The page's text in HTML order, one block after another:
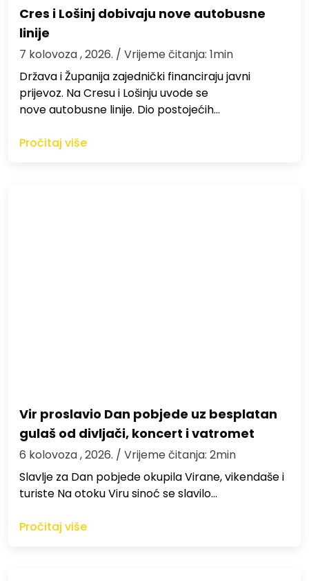
Cres i Lošinj dobivaju nove autobusne
linije
7 kolovoza , 2026. / Vrijeme čitanja: 1min
Država i Županija zajednički financiraju javni
prijevoz. Na Cresu i Lošinju uvode se
nove autobusne linije. Dio postojećih…
Pročitaj više
Vir proslavio Dan pobjede uz besplatan
gulaš od divljači, koncert i vatromet
6 kolovoza , 2026. / Vrijeme čitanja: 2min
Slavlje za Dan pobjede okupila Virane, vikendaše i
turiste Na otoku Viru sinoć se slavilo…
Pročitaj više